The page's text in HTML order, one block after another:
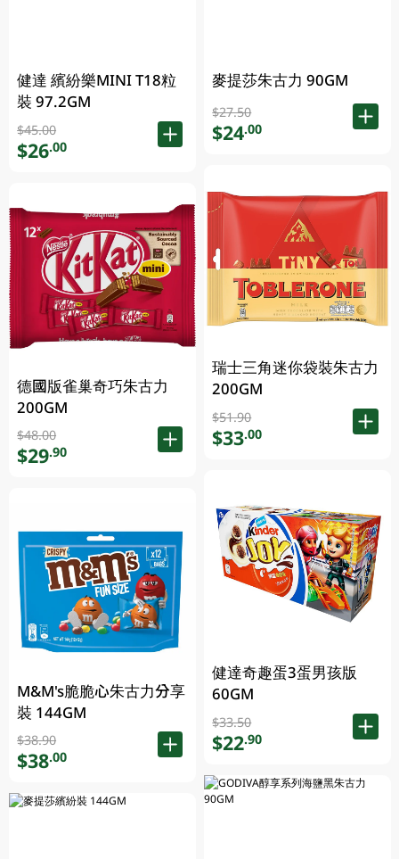
健達 繽紛樂MINI T18粒
裝 97.2GM
$45.00
$26.00
德國版雀巢奇巧朱古力
200GM
$48.00
$29.90
M&M's脆脆心朱古力分享
裝 144GM
$38.90
$38.00
麥提莎朱古力 90GM
$27.50
$24.00
瑞士三角迷你袋裝朱古力
200GM
$51.90
$33.00
健達奇趣蛋3蛋男孩版
60GM
$33.50
$22.90